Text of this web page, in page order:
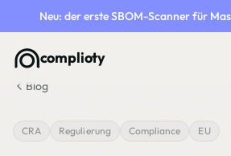
Neu: der erste SBOM-Scanner für
complioty
Blog
CRA Regulierung Compliance EU